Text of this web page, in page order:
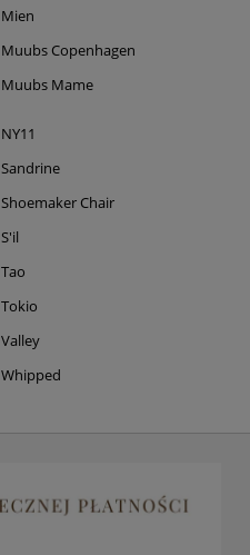
Mien
Muubs Copenhagen
Muubs Mame
NY11
Sandrine
Shoemaker Chair
S'il
Tao
Tokio
Valley
Whipped